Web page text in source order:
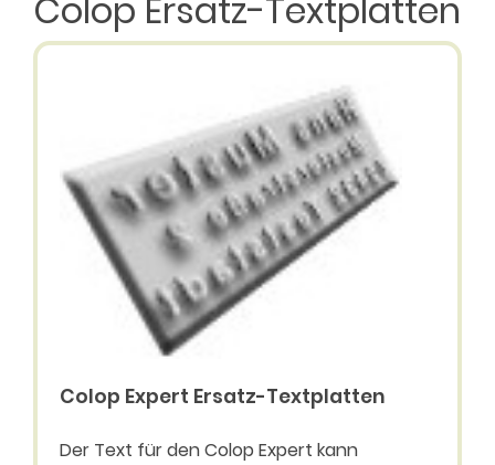
Colop Ersatz-Textplatten
Colop Expert Ersatz-Textplatten
Der Text für den Colop Expert kann